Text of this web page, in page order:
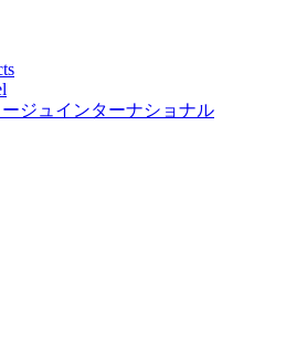
ジュインターナショナル